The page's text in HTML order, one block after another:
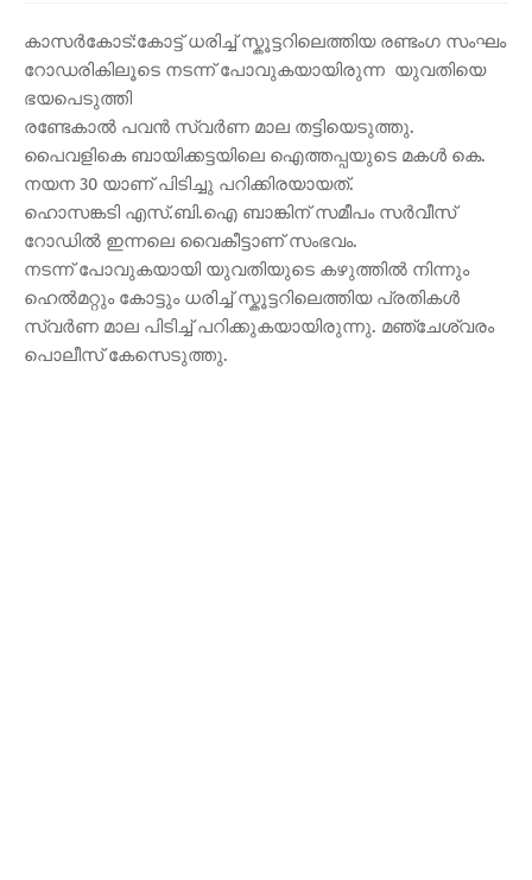
കാസർകോട്:കോട്ട് ധരിച്ച് സ്കൂട്ടറിലെത്തിയ രണ്ടംഗ സംഘം
റോഡരികിലൂടെ നടന്ന് പോവുകയായിരുന്ന യുവതിയെ
ഭയപെടുത്തി
രണ്ടേകാൽ പവൻ സ്വർണ മാല തട്ടിയെടുത്തു.
പൈവളികെ ബായിക്കട്ടയിലെ ഐത്തപ്പയുടെ മകൾ കെ.
നയന 30 യാണ് പിടിച്ചു പറിക്കിരയായത്.
ഹൊസങ്കടി എസ്.ബി.ഐ ബാങ്കിന് സമീപം സർവീസ്
റോഡിൽ ഇന്നലെ വൈകീട്ടാണ് സംഭവം.
നടന്ന് പോവുകയായി യുവതിയുടെ കഴുത്തിൽ നിന്നും
ഹെൽമറ്റും കോട്ടും ധരിച്ച് സ്കൂട്ടറിലെത്തിയ പ്രതികൾ
സ്വർണ മാല പിടിച്ച് പറിക്കുകയായിരുന്നു. മഞ്ചേശ്വരം
പൊലീസ് കേസെടുത്തു.